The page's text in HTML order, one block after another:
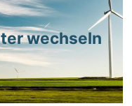
wechseln